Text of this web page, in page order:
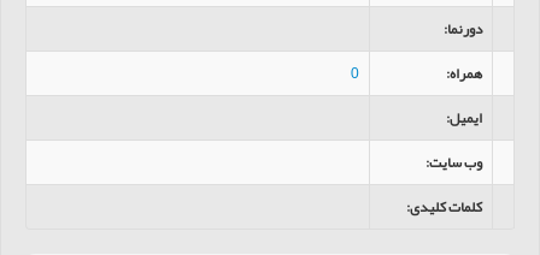
دورنما:
همراه:
0
ایمیل:
وب سایت:
کلمات کلیدی: